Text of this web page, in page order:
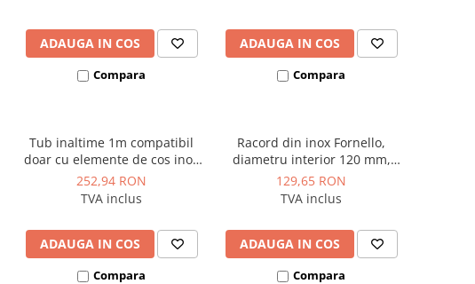
ADAUGA IN COS
Compara
ADAUGA IN COS
Compara
Tub inaltime 1m compatibil
doar cu elemente de cos inox
Fornello, dublu perete inox-
inox, izolatie din vata
interior 120 mm, pentru
centrale pe lemn, carbune si
peleti
252,94 RON
TVA inclus
ADAUGA IN COS
Compara
Racord din inox Fornello,
diametru interior 120 mm,
pentru centrale pe lemn,
carbune si peleti
129,65 RON
TVA inclus
ADAUGA IN COS
Compara